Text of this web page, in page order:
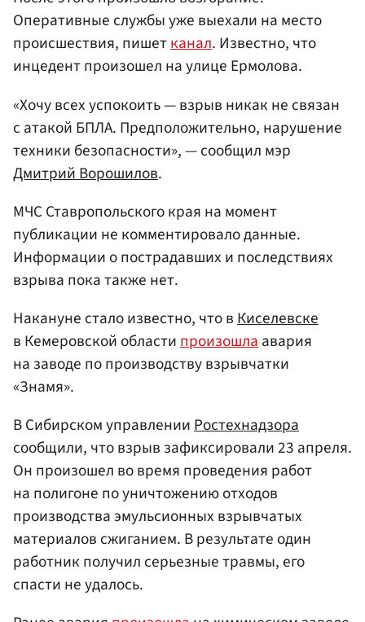
Оперативные службы уже выехали на место
происшествия, пишетканал. Известно, что
инцедент произошел на улице Ермолова.
«Хочу всех успокоить — взрыв никак не связан
с атакой БПЛА. Предположительно, нарушение
техники безопасности», — сообщил мэр
Дмитрий Ворошилов.
МЧС Ставропольского края на момент
публикации не комментировало данные.
Информации о пострадавших и последствиях
взрыва пока также нет.
Накануне стало известно, что вКиселевске
в Кемеровской областипроизошлаавария
на заводе по производству взрывчатки
«Знамя».
В Сибирском управленииРостехнадзора
сообщили, что взрыв зафиксировали 23 апреля.
Он произошел во время проведения работ
на полигоне по уничтожению отходов
производства эмульсионных взрывчатых
материалов сжиганием. В результате один
работник получил серьезные травмы, его
спасти не удалось.